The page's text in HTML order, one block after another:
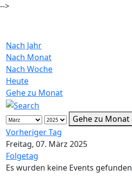
-->
Nach Jahr
Nach Monat
Nach Woche
Heute
Gehe zu Monat
Gehe zu Monat
Vorheriger Tag
Freitag, 07. März 2025
Folgetag
Es wurden keine Events gefunden